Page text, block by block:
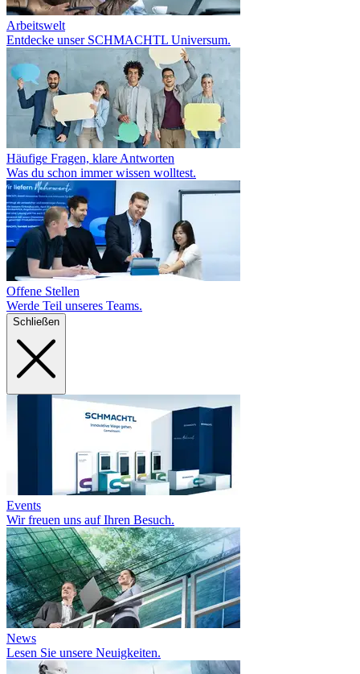
Arbeitswelt
Entdecke unser SCHMACHTL Universum.
Häufige Fragen, klare Antworten
Was du schon immer wissen wolltest.
Offene Stellen
Werde Teil unseres Teams.
Schließen
Events
Wir freuen uns auf Ihren Besuch.
News
Lesen Sie unsere Neuigkeiten.